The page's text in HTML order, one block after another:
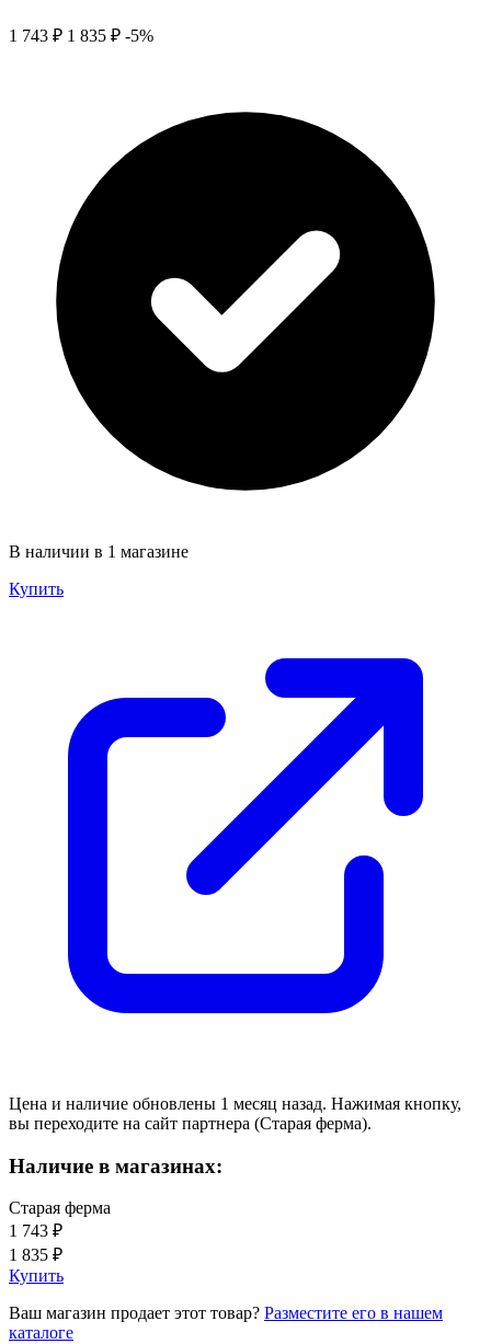
1 743 ₽ 1 835 ₽ -5%
В наличии в 1 магазине
Купить
Цена и наличие обновлены 1 месяц назад. Нажимая кнопку,
вы переходите на сайт партнера (Старая ферма).
Наличие в магазинах:
Старая ферма
1 743 ₽
1 835 ₽
Купить
Ваш магазин продает этот товар? Разместите его в нашем
каталоге